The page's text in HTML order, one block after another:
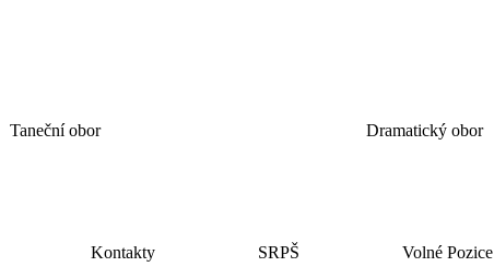
Taneční obor Dramatický obor
Kontakty SRPŠ Volné Pozice